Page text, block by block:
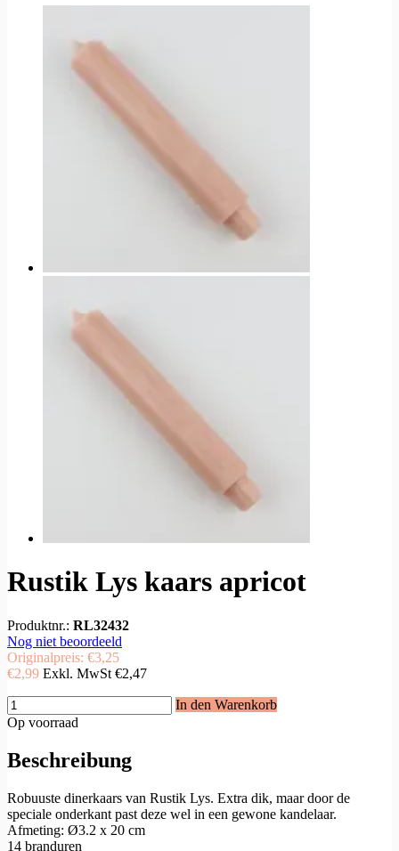
Rustik Lys kaars apricot
Produktnr.: RL32432
Nog niet beoordeeld
Originalpreis: €3,25
€2,99 Exkl. MwSt €2,47
In den Warenkorb
Op voorraad
Beschreibung
Robuuste dinerkaars van Rustik Lys. Extra dik, maar door de
speciale onderkant past deze wel in een gewone kandelaar.
Afmeting: Ø3.2 x 20 cm
14 branduren